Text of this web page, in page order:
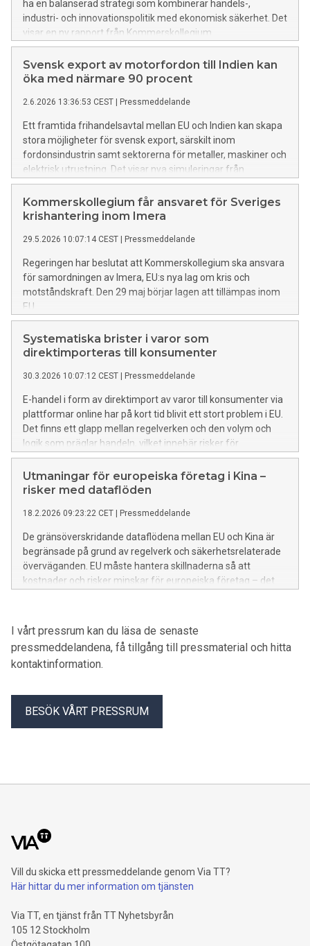
ha en balanserad strategi som kombinerar handels-,
industri- och innovationspolitik med ekonomisk säkerhet. Det
visar en ny rapport från Kommerskollegium.
Svensk export av motorfordon till Indien kan
öka med närmare 90 procent
2.6.2026 13:36:53 CEST Pressmeddelande
Ett framtida frihandelsavtal mellan EU och Indien kan skapa
stora möjligheter för svensk export, särskilt inom
fordonsindustrin samt sektorerna för metaller, maskiner och
elektrisk utrustning. Det visar nya simuleringar från
Kommerskollegium.
Kommerskollegium får ansvaret för Sveriges
krishantering inom Imera
29.5.2026 10:07:14 CEST Pressmeddelande
Regeringen har beslutat att Kommerskollegium ska ansvara
för samordningen av Imera, EU:s nya lag om kris och
motståndskraft. Den 29 maj börjar lagen att tillämpas inom
EU.
Systematiska brister i varor som
direktimporteras till konsumenter
30.3.2026 10:07:12 CEST Pressmeddelande
E-handel i form av direktimport av varor till konsumenter via
plattformar online har på kort tid blivit ett stort problem i EU.
Det finns ett glapp mellan regelverken och den volym och
logik som präglar handeln, vilket innebär risker för
människors hälsa och säkerhet. Samtidigt riskerar seriösa
aktörer att slås ut från marknaden. Det visar en ny analys
från Kommerskollegium.
Utmaningar för europeiska företag i Kina –
risker med dataflöden
18.2.2026 09:23:22 CET Pressmeddelande
De gränsöverskridande dataflödena mellan EU och Kina är
begränsade på grund av regelverk och säkerhetsrelaterade
överväganden. EU måste hantera skillnaderna så att
kostnader och risker minskar för europeiska företag – det
I vårt pressrum kan du läsa de senaste
pressmeddelandena, få tillgång till pressmaterial och hitta
kontaktinformation.
BESÖK VÅRT PRESSRUM
Vill du skicka ett pressmeddelande genom Via TT?
Här hittar du mer information om tjänsten
Via TT, en tjänst från TT Nyhetsbyrån
105 12 Stockholm